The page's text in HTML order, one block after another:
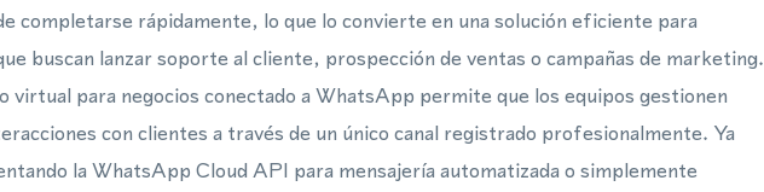
completarse rápidamente, lo que lo convierte en una solución eficiente para
buscan lanzar soporte al cliente, prospección de ventas o campañas de marketing.
virtual para negocios conectado a WhatsApp permite que los equipos gestionen
con clientes a través de un único canal registrado profesionalmente. Ya
la WhatsApp Cloud API para mensajería automatizada o simplemente